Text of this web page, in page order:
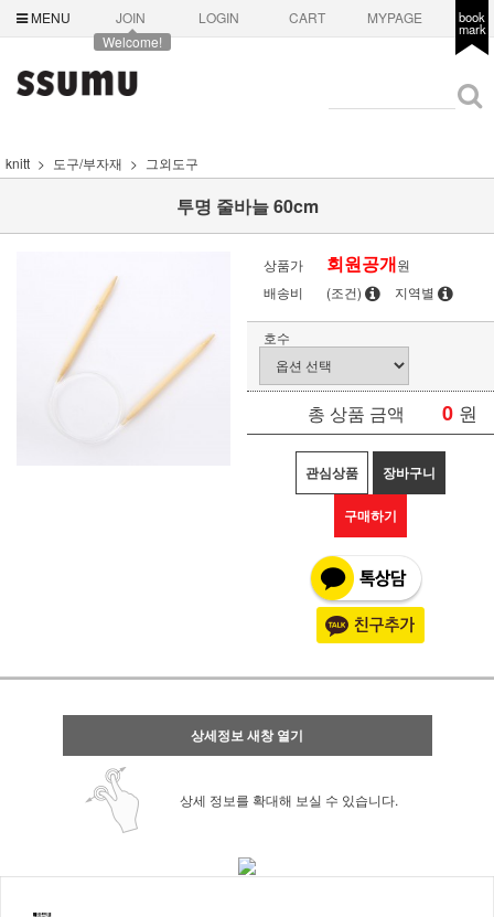
MENU
JOIN
Welcome!
LOGIN CART MYPAGE book
mark
knitt 도구/부자재 그외도구
투명 줄바늘 60cm
상품가 회원공개원
배송비
(조건) 지역별
호수
총 상품 금액 0 원
관심상품 장바구니
구매하기
상세정보 새창 열기
상세 정보를 확대해 보실 수 있습니다.